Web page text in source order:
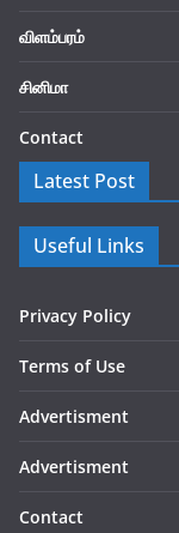
விளம்பரம்
சினிமா
Contact
Latest Post
Useful Links
Privacy Policy
Terms of Use
Advertisment
Advertisment
Contact